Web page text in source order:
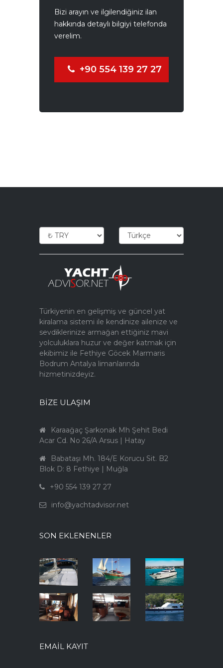
Bizi arayın ve ilgilendiğiniz ilan
hakkında detaylı bilgiyi telefonda
verelim.
+90 554 139 27 27
Türkiyenin en gelişmiş ve güncel yat
kiralama sistemi ile kendinize ailenize ve
sevdiklerinize armağan ettiğiniz mavi
yolculuklara huzur ve değer katmak için
ekibimiz ile Fethiye Göcek Marmaris
Bodrum Antalya limanlarında
hizmetinizdeyiz.
BIZE ULAŞIM
Karaağaç Şarkonak Mh Şehit Bedi
Acar Cd. No 26/A Arsus | Hatay
Babataşı Mh. 184/E Korucu Sit. B2
Blok D: 8 Fethiye | Muğla
+90 554 139 27 27
info@yachtadvisor.net
SON EKLENENLER
EMAIL KAYIT